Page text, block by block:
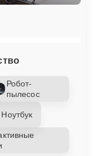
Робот-
пылесос
Ноутбук